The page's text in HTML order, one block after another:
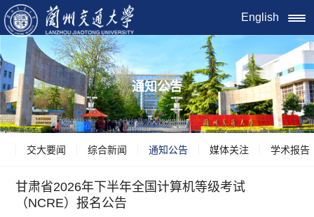
English
通知公告
交大要闻 综合新闻 通知公告 媒体关注 学术报告
甘肃省2026年下半年全国计算机等级考试
（NCRE）报名公告